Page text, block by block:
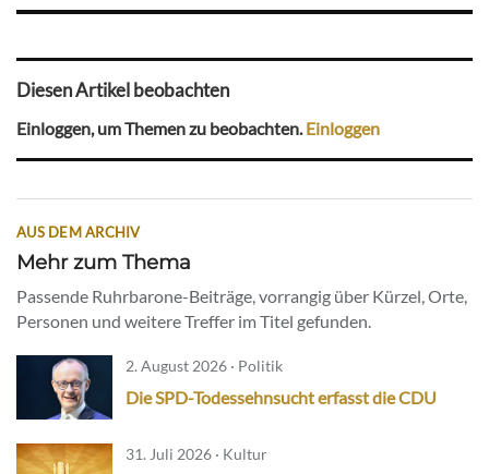
Diesen Artikel beobachten
Einloggen, um Themen zu beobachten.Einloggen
AUS DEM ARCHIV
Mehr zum Thema
Passende Ruhrbarone-Beiträge, vorrangig über Kürzel, Orte,
Personen und weitere Treffer im Titel gefunden.
2. August 2026 · Politik
Die SPD-Todessehnsucht erfasst die CDU
31. Juli 2026 · Kultur